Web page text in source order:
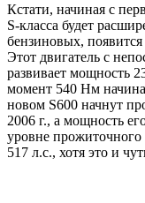
Кстати, начиная с
S-класса будет
бензиновых,
Этот двигатель с
развивает мощность
момент 540 Нм
новом S600 начнут
2006 г., а мощность
уровне
517 л.с., хотя это и